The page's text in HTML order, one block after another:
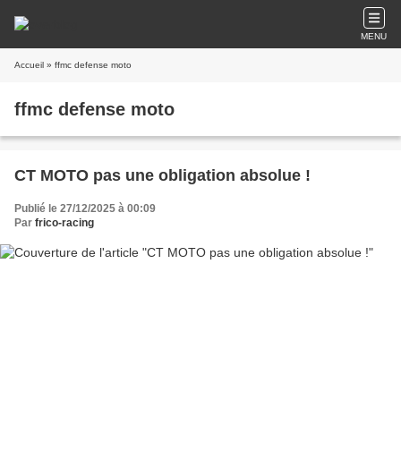
MENU
Accueil » ffmc defense moto
ffmc defense moto
CT MOTO pas une obligation absolue !
Publié le 27/12/2025 à 00:09
Par frico-racing